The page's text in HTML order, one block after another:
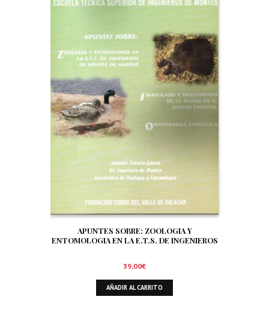
APUNTES SOBRE: ZOOLOGIA Y
ENTOMOLOGIA EN LA E.T.S. DE INGENIEROS
FORESTAL. ORNITOFAUNA CINEGETICA
39,00€
AÑADIR AL CARRITO